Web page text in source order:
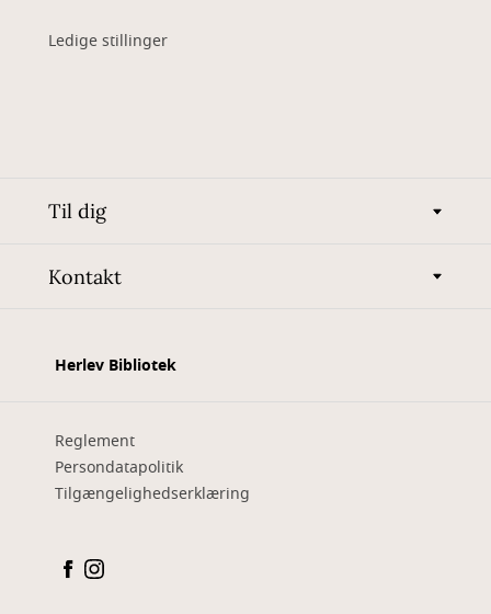
Ledige stillinger
Til dig
Kontakt
Herlev Bibliotek
Reglement
Persondatapolitik
Tilgængelighedserklæring